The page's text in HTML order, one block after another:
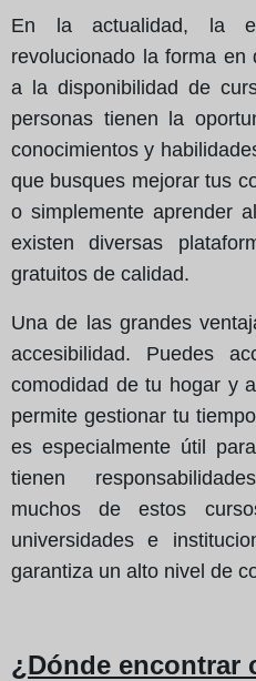
En la actualidad, la
revolucionado la forma en
a la disponibilidad de
personas tienen la
conocimientos y
que busques mejorar tus
o simplemente aprender
existen diversas
gratuitos de calidad.
Una de las grandes
accesibilidad. Puedes
comodidad de tu hogar y
permite gestionar tu
es especialmente útil
tienen
muchos de estos
universidades e
garantiza un alto nivel de
¿Dónde encontrar